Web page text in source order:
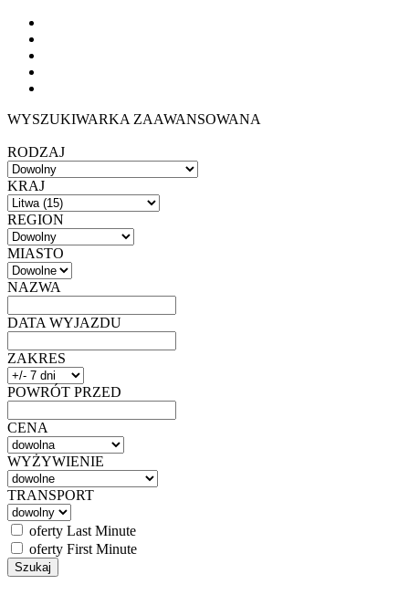
WYSZUKIWARKA ZAAWANSOWANA
RODZAJ
KRAJ
REGION
MIASTO
NAZWA
DATA WYJAZDU
ZAKRES
POWRÓT PRZED
CENA
WYŻYWIENIE
TRANSPORT
oferty Last Minute
oferty First Minute